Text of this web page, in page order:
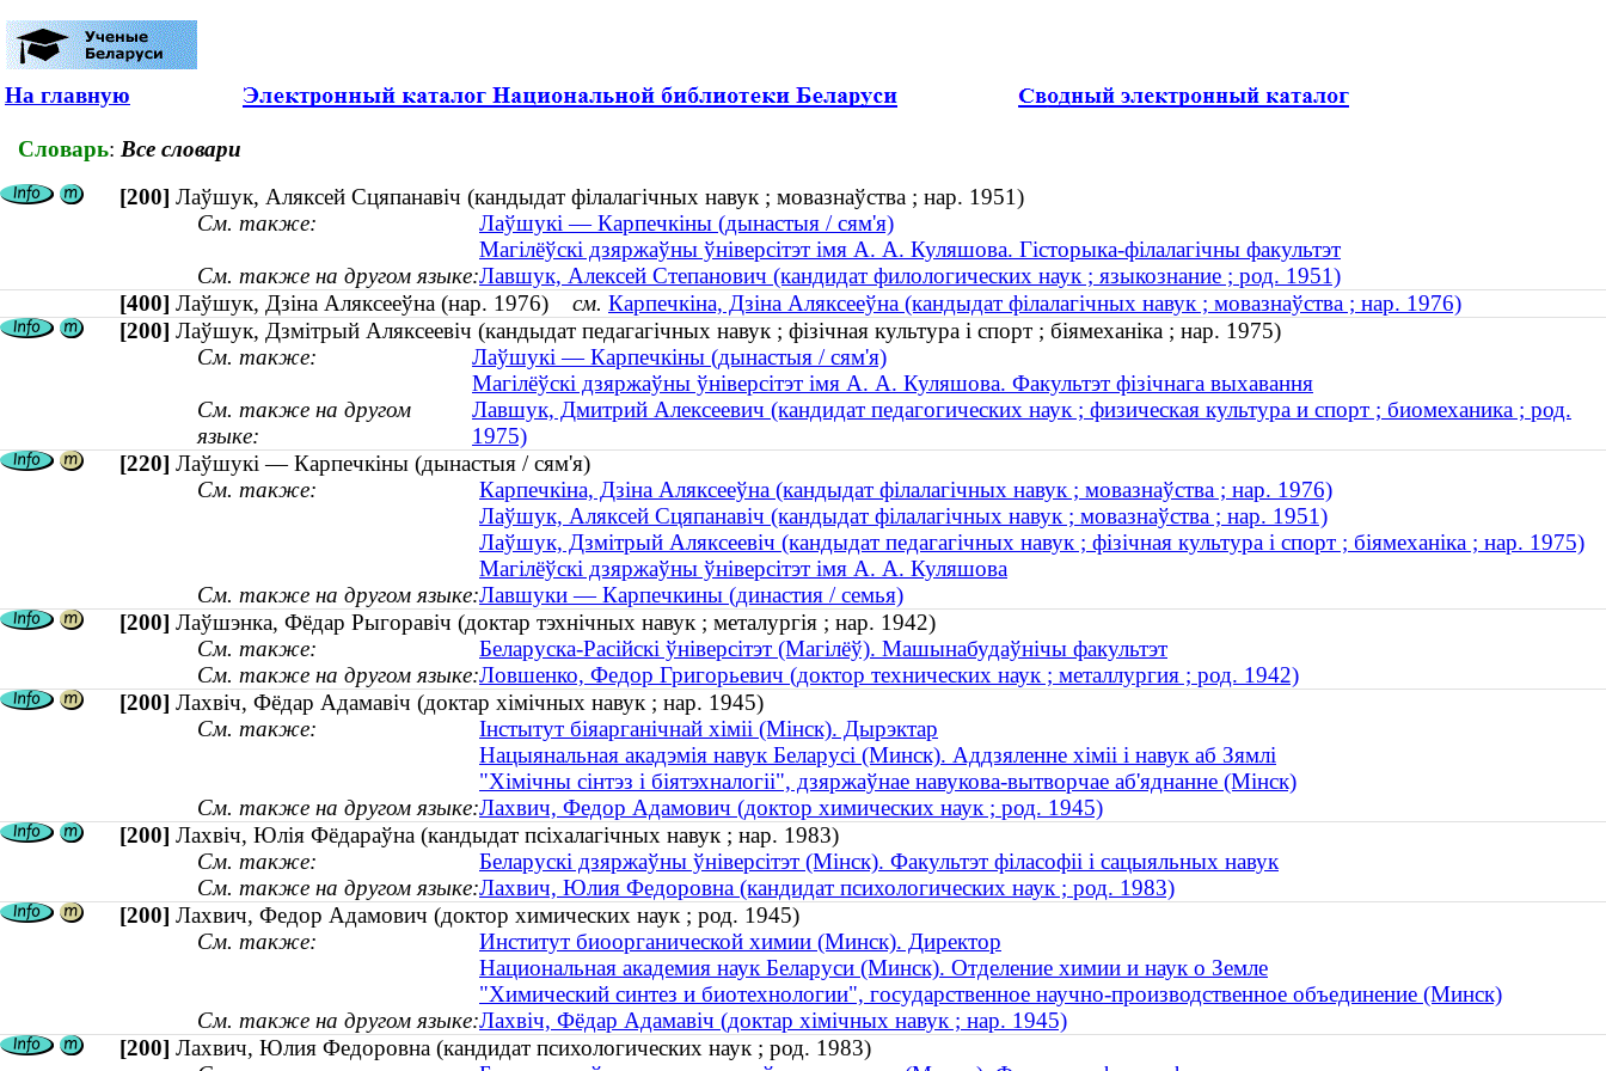
На главную
Словарь: Все словари
[200] Лаўшук, Аляксей Сцяпанавіч (кандыдат філалагічных навук ; мовазнаўства ; нар. 1951)
См. также:
Лаўшукі — Карпечкіны (дынастыя / сям'я)
Магілёўскі дзяржаўны ўніверсітэт імя А. А. Куляшова. Гісторыка-філалагічны факультэт
См. также на другом языке:Лавшук, Алексей Степанович (кандидат филологических наук ; языкознание ; род. 1951)
[400] Лаўшук, Дзіна Аляксееўна (нар. 1976) см. Карпечкіна, Дзіна Аляксееўна (кандыдат філалагічных навук ; мовазнаўства ; нар. 1976)
[200] Лаўшук, Дзмітрый Аляксеевіч (кандыдат педагагічных навук ; фізічная культура і спорт ; біямеханіка ; нар. 1975)
См. также:
Лаўшукі — Карпечкіны (дынастыя / сям'я)
Магілёўскі дзяржаўны ўніверсітэт імя А. А. Куляшова. Факультэт фізічнага выхавання
См. также на другом
языке:
Лавшук, Дмитрий Алексеевич (кандидат педагогических наук ; физическая культура и спорт ; биомеханика ; род.
1975)
[220] Лаўшукі — Карпечкіны (дынастыя / сям'я)
См. также:
Карпечкіна, Дзіна Аляксееўна (кандыдат філалагічных навук ; мовазнаўства ; нар. 1976)
Лаўшук, Аляксей Сцяпанавіч (кандыдат філалагічных навук ; мовазнаўства ; нар. 1951)
Лаўшук, Дзмітрый Аляксеевіч (кандыдат педагагічных навук ; фізічная культура і спорт ; біямеханіка ; нар. 1975)
Магілёўскі дзяржаўны ўніверсітэт імя А. А. Куляшова
См. также на другом языке:Лавшуки — Карпечкины (династия / семья)
[200] Лаўшэнка, Фёдар Рыгоравіч (доктар тэхнічных навук ; металургія ; нар. 1942)
См. также:
Беларуска-Расійскі ўніверсітэт (Магілёў). Машынабудаўнічы факультэт
См. также на другом языке:Ловшенко, Федор Григорьевич (доктор технических наук ; металлургия ; род. 1942)
[200] Лахвіч, Фёдар Адамавіч (доктар хімічных навук ; нар. 1945)
См. также:
Інстытут біяарганічнай хіміі (Мінск). Дырэктар
Нацыянальная акадэмія навук Беларусі (Минск). Аддзяленне хіміі і навук аб Зямлі
"Хімічны сінтэз і біятэхналогіі", дзяржаўнае навукова-вытворчае аб'яднанне (Мінск)
См. также на другом языке:Лахвич, Федор Адамович (доктор химических наук ; род. 1945)
[200] Лахвіч, Юлія Фёдараўна (кандыдат псіхалагічных навук ; нар. 1983)
См. также:
Беларускі дзяржаўны ўніверсітэт (Мінск). Факультэт філасофіі і сацыяльных навук
См. также на другом языке:Лахвич, Юлия Федоровна (кандидат психологических наук ; род. 1983)
[200] Лахвич, Федор Адамович (доктор химических наук ; род. 1945)
См. также:
Институт биоорганической химии (Минск). Директор
Национальная академия наук Беларуси (Минск). Отделение химии и наук о Земле
"Химический синтез и биотехнологии", государственное научно-производственное объединение (Минск)
См. также на другом языке:Лахвіч, Фёдар Адамавіч (доктар хімічных навук ; нар. 1945)
[200] Лахвич, Юлия Федоровна (кандидат психологических наук ; род. 1983)